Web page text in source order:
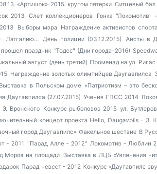
«Артишок»-2015: кругом пятерки Ситцевый бал
2013 Слет коллекционеров Гонка "Локомотив"
Выборы мэра Награждение активистов спорта
Латгалию… День полиции (03.12.2015) Аисты в
праздник "Тодес" (Дни города-2016)
август (день третий) Променад на ул.
Награждение золотых олимпийцев Даугавпилса
Выставка в Польском доме «Патриотизм – это
Даугавпилса (27.07.2015) Учения ГПСС 2014
Э. Вронского Конкурс рыболовов 2015 ул.
концерт проекта Hello, Daugavpils - 3
город Даугавпилс» Факельное шествие В
- 2011 "Парад Алле - 2012" Локомотив - Люблин
Мороз на площади Выставка в ЛЦБ «Увлечения
Парад невест - 2012 Конкурс «Даугавпилс